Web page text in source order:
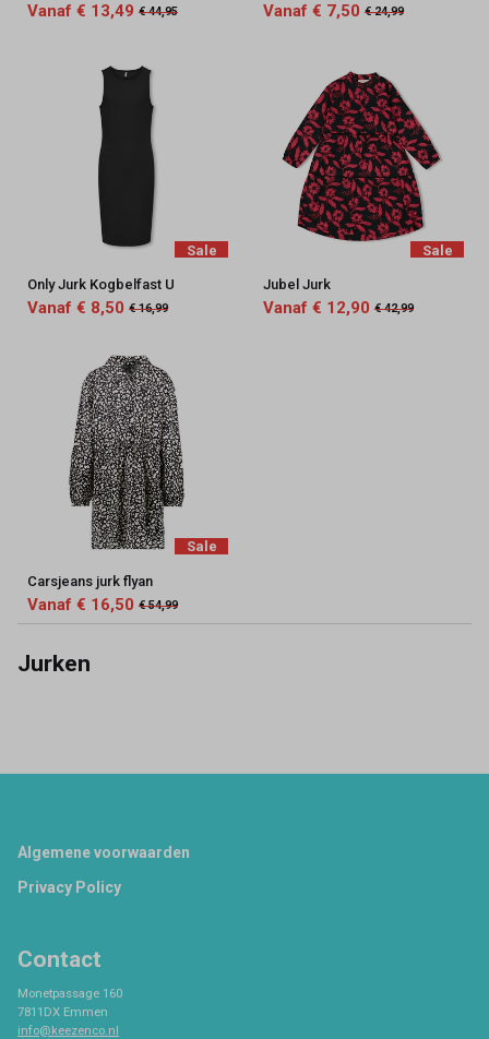
Vanaf € 13,49 € 44,95 Vanaf € 7,50 € 24,99
Sale
Only Jurk Kogbelfast U
Vanaf € 8,50 € 16,99
Sale
Jubel Jurk
Vanaf € 12,90 € 42,99
Sale
Carsjeans jurk flyan
Vanaf € 16,50 € 54,99
Jurken
Footer
Algemene voorwaarden
Privacy Policy
Contact
Monetpassage 160
7811DX Emmen
info@keezenco.nl